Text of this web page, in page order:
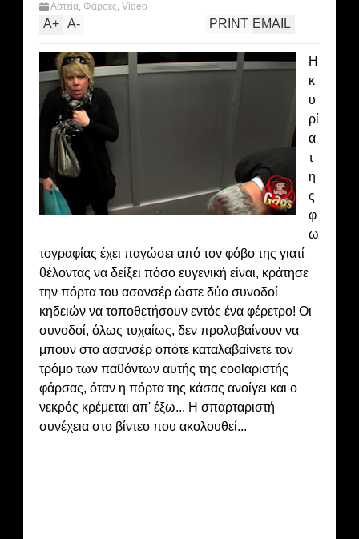
Αστεία, Φάρσες, Video
A+ A- EMAIL
PRINT
H
κ
υ
ρί
α
τ
η
ς
φ
ω
τογραφίας έχει παγώσει από τον φόβο της γιατί
θέλοντας να δείξει πόσο ευγενική είναι, κράτησε
την πόρτα του ασανσέρ ώστε δύο συνοδοί
κηδειών να τοποθετήσουν εντός ένα φέρετρο! Οι
συνοδοί, όλως τυχαίως, δεν προλαβαίνουν να
μπουν στο ασανσέρ οπότε καταλαβαίνετε τον
τρόμο των παθόντων αυτής της coolαριστής
φάρσας, όταν η πόρτα της κάσας ανοίγει και ο
νεκρός κρέμεται απ' έξω... Η σπαρταριστή
συνέχεια στο βίντεο που ακολουθεί...